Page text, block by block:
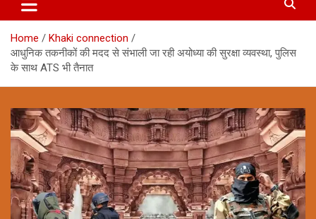
Home
Khaki connection
आधुनिक तकनीकों की मदद से संभाली जा रही अयोध्या की सुरक्षा व्यवस्था, पुलिस
के साथ ATS भी तैनात